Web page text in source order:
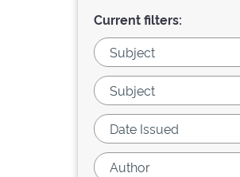
Current filters: